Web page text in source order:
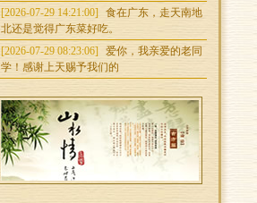
[2026-07-29 14:21:00]
食在广东，走天南地
北还是觉得广东菜好吃。
[2026-07-29 08:23:06]
爱你，我亲爱的老同
学！感谢上天赐予我们的